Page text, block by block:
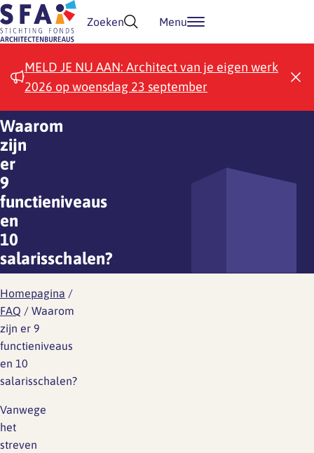
Doorgaan naar inhoud
Zoeken Menu
MELD JE NU AAN: Architect van je eigen werk
2026 op woensdag 23 september
Waarom
zijn
er
9
functieniveaus
en
10
salarisschalen?
Homepagina /
FAQ / Waarom
zijn er 9
functieniveaus
en 10
salarisschalen?
Vanwege
het
streven